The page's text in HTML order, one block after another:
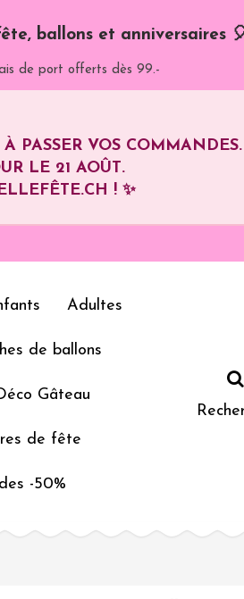
ballons et anniversaires
de port offerts dès 99.-
PASSER VOS COMMANDES.
LE 21 AOÛT.
! ✨
Adultes
de ballons
Gâteau
de fête
-50%